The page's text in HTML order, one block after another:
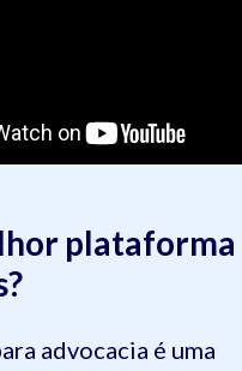
plataforma
advocacia é uma